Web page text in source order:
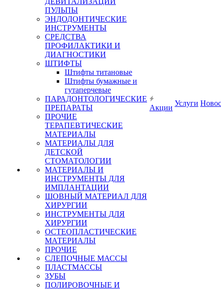
ПУЛЬПЫ
ЭНДОДОНТИЧЕСКИЕ
ИНСТРУМЕНТЫ
СРЕДСТВА
ПРОФИЛАКТИКИ И
ДИАГНОСТИКИ
ШТИФТЫ
Штифты титановые
Штифты бумажные и
гутаперчевые
ПАРАДОНТОЛОГИЧЕСКИЕ
ПРЕПАРАТЫ
ПРОЧИЕ
ТЕРАПЕВТИЧЕСКИЕ
МАТЕРИАЛЫ
МАТЕРИАЛЫ ДЛЯ
ДЕТСКОЙ
СТОМАТОЛОГИИ
МАТЕРИАЛЫ И
ИНСТРУМЕНТЫ ДЛЯ
ИМПЛАНТАЦИИ
ШОВНЫЙ МАТЕРИАЛ ДЛЯ
ХИРУРГИИ
ИНСТРУМЕНТЫ ДЛЯ
ХИРУРГИИ
ОСТЕОПЛАСТИЧЕСКИЕ
МАТЕРИАЛЫ
ПРОЧИЕ
СЛЕПОЧНЫЕ МАССЫ
ПЛАСТМАССЫ
ЗУБЫ
ПОЛИРОВОЧНЫЕ И
Акции
Услуги